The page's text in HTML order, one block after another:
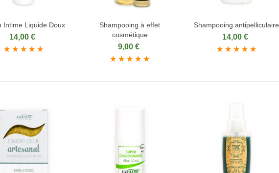
au panier
Intime Liquide Doux
14,00 €
Ajouter au panier
Shampooing à effet
cosmétique
9,00 €
Ajouter au panier
Shampooing antipelliculaire
14,00 €